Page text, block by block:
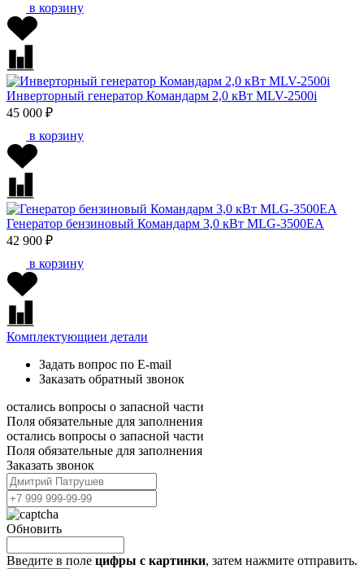
в корзину
Инверторный генератор Командарм 2,0 кВт MLV-2500i
45 000 ₽
в корзину
Генератор бензиновый Командарм 3,0 кВт MLG-3500EA
42 900 ₽
в корзину
Комплектующиеи детали
Задать вопрос по E-mail
Заказать обратный звонок
остались вопросы о запасной части
Поля обязательные для заполнения
остались вопросы о запасной части
Поля обязательные для заполнения
Заказать звонок
Обновить
Введите в поле цифры c картинки, затем нажмите отправить.